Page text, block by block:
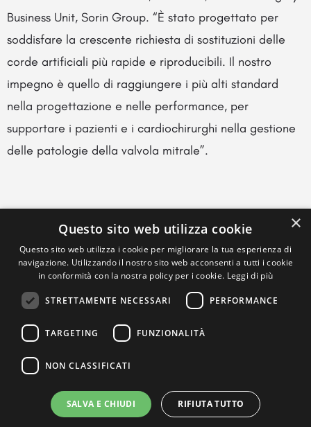
Business Unit, Sorin Group. “È stato progettato per
soddisfare la crescente richiesta di sostituzioni delle
corde artificiali più rapide e riproducibili. Il nostro
impegno è quello di raggiungere i più alti standard
nella progettazione e nelle performance, per
supportare i pazienti e i cardiochirurghi nella gestione
delle patologie della valvola mitrale”.
×
Questo sito web utilizza cookie
Questo sito web utilizza i cookie per migliorare la tua esperienza di
navigazione. Utilizzando il nostro sito web acconsenti a tutti i cookie
in conformità con la nostra policy per i cookie. Leggi di più
STRETTAMENTE NECESSARI PERFORMANCE
TARGETING FUNZIONALITÀ
NON CLASSIFICATI
SALVA E CHIUDI RIFIUTA TUTTO